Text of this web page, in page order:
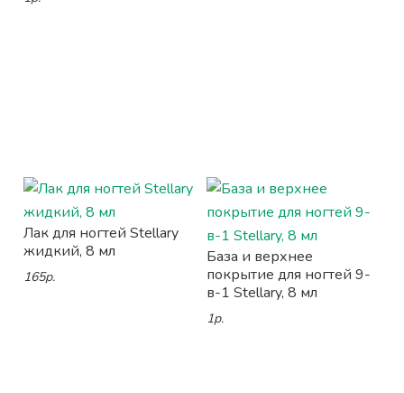
Лак для ногтей Stellary
жидкий, 8 мл
165р.
База и верхнее
покрытие для ногтей 9-
в-1 Stellary, 8 мл
1р.